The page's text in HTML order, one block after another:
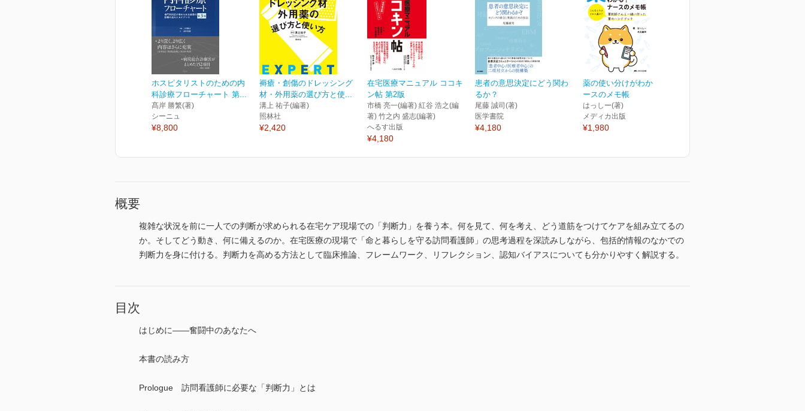
ホスピタリストのための内
科診療フローチャート 第...
髙岸 勝繁(著)
シーニュ
¥8,800
褥瘡・創傷のドレッシング
材・外用薬の選び方と使...
溝上 祐子(編著)
照林社
¥2,420
在宅医療マニュアル ココキ
ン帖 第2版
市橋 亮一(編著) 紅谷 浩之(編
著) 竹之内 盛志(編著)
へるす出版
¥4,180
患者の意思決定にどう関わ
るか？
尾藤 誠司(著)
医学書院
¥4,180
薬の使い分けがわかる！ ナ
ースのメモ帳
はっしー(著)
メディカ出版
¥1,980
概要
複雑な状況を前に一人での判断が求められる在宅ケア現場での「判断力」を養う本。何を見て、何を考え、どう道筋をつけてケアを組み立てるの
か。そしてどう動き、何に備えるのか。在宅医療の現場で「命と暮らしを守る訪問看護師」の思考過程を深読みしながら、包括的情報のなかでの
判断力を身に付ける。判断力を高める方法として臨床推論、フレームワーク、リフレクション、認知バイアスについても分かりやすく解説する。
目次
はじめに――奮闘中のあなたへ
本書の読み方
Prologue 訪問看護師に必要な「判断力」とは